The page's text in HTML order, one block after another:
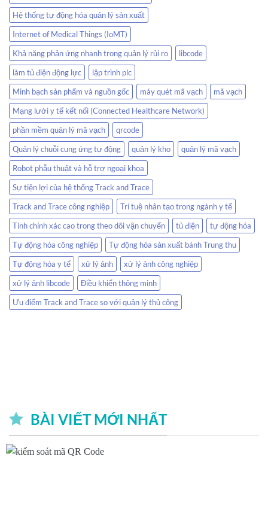
Hệ thống tự động hóa quản lý sản xuất
Internet of Medical Things (IoMT)
Khả năng phản ứng nhanh trong quản lý rủi ro
libcode
làm tủ điện động lực
lập trình plc
Minh bạch sản phẩm và nguồn gốc
máy quét mã vạch
mã vạch
Mạng lưới y tế kết nối (Connected Healthcare Network)
phần mềm quản lý mã vạch
qrcode
Quản lý chuỗi cung ứng tự động
quản lý kho
quản lý mã vạch
Robot phẫu thuật và hỗ trợ ngoại khoa
Sự tiện lợi của hệ thống Track and Trace
Track and Trace công nghiệp
Trí tuệ nhân tạo trong ngành y tế
Tính chính xác cao trong theo dõi vận chuyển
tủ điện
tự động hóa
Tự động hóa công nghiệp
Tự động hóa sản xuất bánh Trung thu
Tự động hóa y tế
xử lý ảnh
xử lý ảnh công nghiệp
xử lý ảnh libcode
Điều khiển thông minh
Ưu điểm Track and Trace so với quản lý thủ công
BÀI VIẾT MỚI NHẤT